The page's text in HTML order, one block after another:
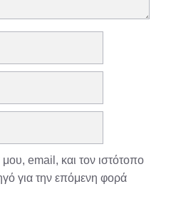
email, και τον ιστότοπο
για την επόμενη φορά